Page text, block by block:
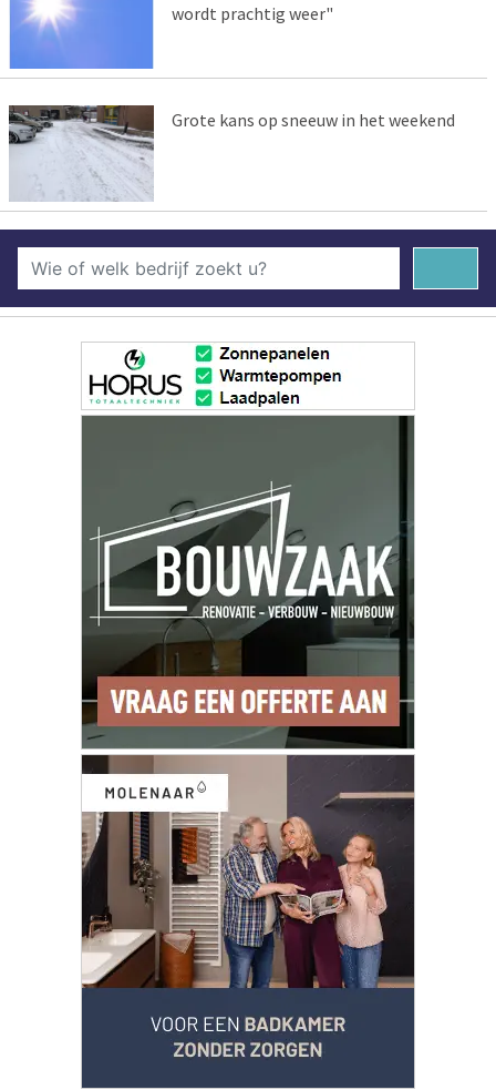
wordt prachtig weer"
Grote kans op sneeuw in het weekend